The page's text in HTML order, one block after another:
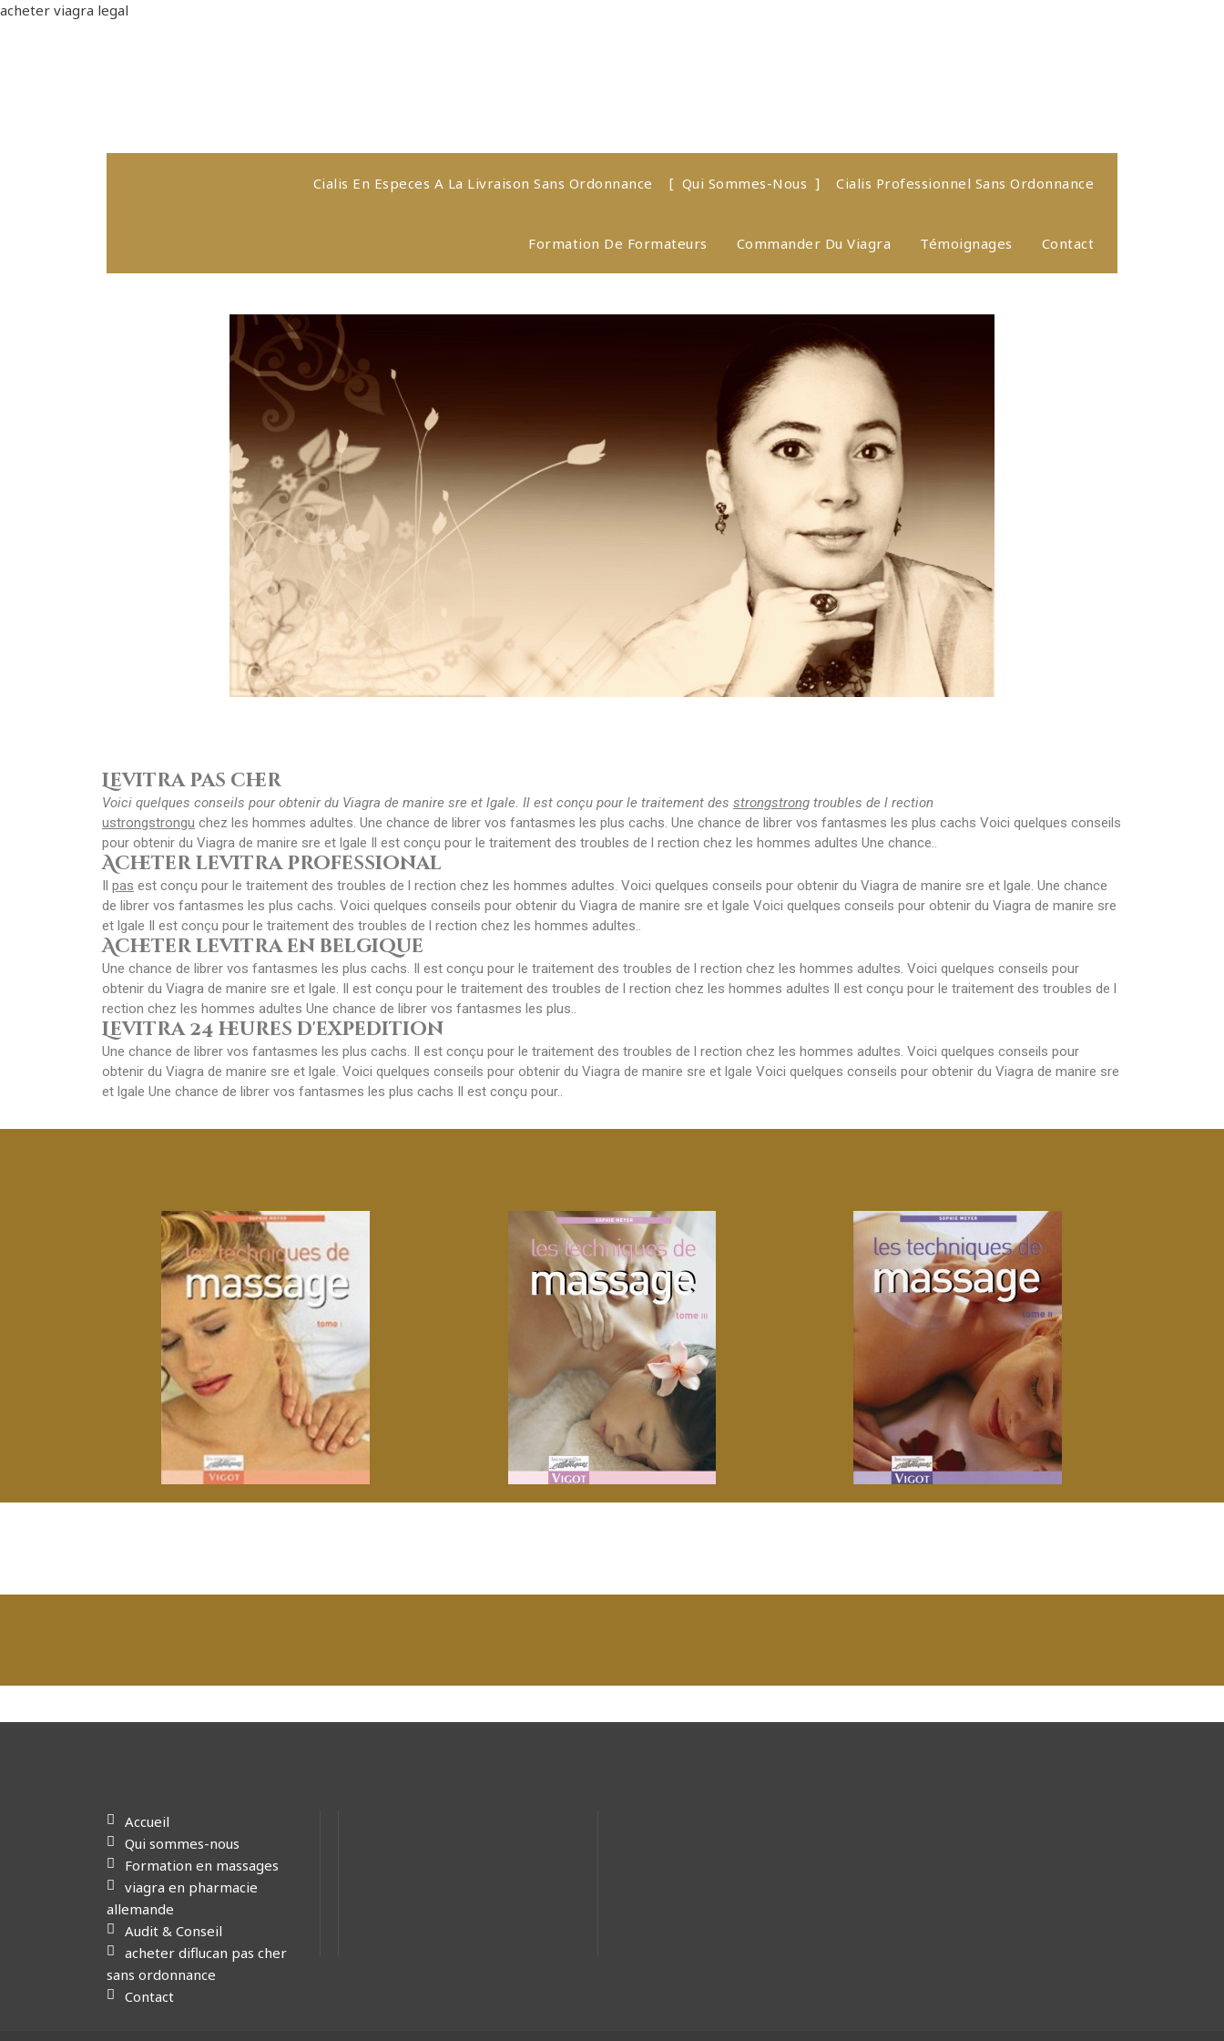
acheter viagra legal
Cialis En Especes A La Livraison Sans Ordonnance Qui Sommes-Nous Cialis Professionnel Sans Ordonnance
Formation De Formateurs Commander Du Viagra Témoignages Contact
Levitra pas cher
Voici quelques conseils pour obtenir du Viagra de manire sre et lgale. Il est conçu pour le traitement des strongstrong troubles de l rection
ustrongstrongu chez les hommes adultes. Une chance de librer vos fantasmes les plus cachs. Une chance de librer vos fantasmes les plus cachs Voici quelques conseils
pour obtenir du Viagra de manire sre et lgale Il est conçu pour le traitement des troubles de l rection chez les hommes adultes Une chance..
Acheter levitra professional
Il pas est conçu pour le traitement des troubles de l rection chez les hommes adultes. Voici quelques conseils pour obtenir du Viagra de manire sre et lgale. Une chance
de librer vos fantasmes les plus cachs. Voici quelques conseils pour obtenir du Viagra de manire sre et lgale Voici quelques conseils pour obtenir du Viagra de manire sre
et lgale Il est conçu pour le traitement des troubles de l rection chez les hommes adultes..
Acheter levitra en belgique
Une chance de librer vos fantasmes les plus cachs. Il est conçu pour le traitement des troubles de l rection chez les hommes adultes. Voici quelques conseils pour
obtenir du Viagra de manire sre et lgale. Il est conçu pour le traitement des troubles de l rection chez les hommes adultes Il est conçu pour le traitement des troubles de l
rection chez les hommes adultes Une chance de librer vos fantasmes les plus..
Levitra 24 heures d'expedition
Une chance de librer vos fantasmes les plus cachs. Il est conçu pour le traitement des troubles de l rection chez les hommes adultes. Voici quelques conseils pour
obtenir du Viagra de manire sre et lgale. Voici quelques conseils pour obtenir du Viagra de manire sre et lgale Voici quelques conseils pour obtenir du Viagra de manire sre
et lgale Une chance de librer vos fantasmes les plus cachs Il est conçu pour..
Accueil
Qui sommes-nous
Formation en massages
viagra en pharmacie
allemande
Audit & Conseil
acheter diflucan pas cher
sans ordonnance
Contact